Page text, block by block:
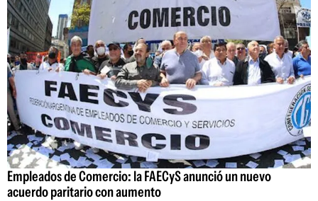
Empleados de Comercio: la FAECyS anunció un nuevo
acuerdo paritario con aumento